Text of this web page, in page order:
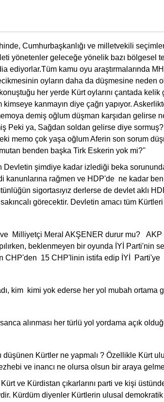
Cumhurbaşkanlığı ve milletvekili
yönetenler geleceğe yönelik bazı bölgesel
ediyorlar.Tüm kamu oyu araştırmalarında
oyların daha da düşmesine neden
her yerde Kürt oylarını çantada
kanmayın diye çağrı yapıyor.
demiş oğlum düşman karşıdan gelirse
Peki ya, Sağdan soldan gelirse diye
memo çok yaşa oğlum Aferin son sorum
benden başka Tirk Eskerin yok mi?''
Devletin şimdiye kadar izlediği beka
kanunlarına rağmen ve HDP'de ne kadar
sigortasıyız derlerse de devlet aklı
sakıncalı görecektir. Devletin amacı tüm
Milliyetçi Meral AKŞENER durur mu? AKP
beklenmeyen bir oyunda İYİ Parti'nin
CHP'den 15 CHP'linin istifa edip İYİ
kim kimi yok ederse her yol mubah ortama
alınması her türlü yol yordama açık
Kürtler ne yapmalı ? Özellikle Kürt
ve inancı ne olursa olsun bir araya
ve Kürdistan çıkarlarını parti ve kişi
Kürdüm diyenler Kürtlerin ulusal demokratik